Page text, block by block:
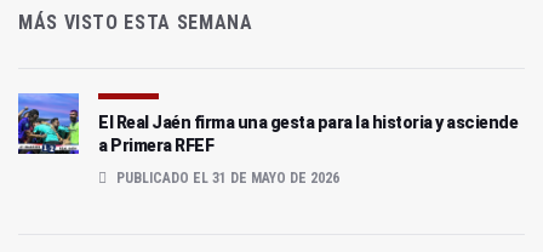
MÁS VISTO ESTA SEMANA
El Real Jaén firma una gesta para la historia y asciende
a Primera RFEF
PUBLICADO EL 31 DE MAYO DE 2026